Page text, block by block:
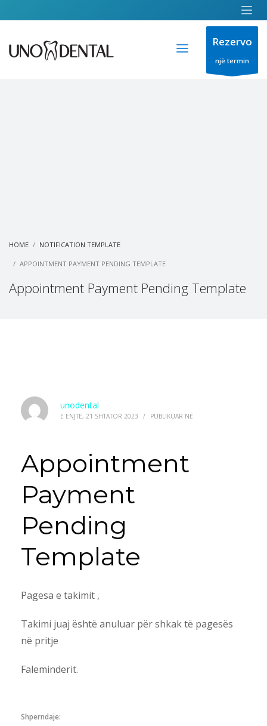
Rezervo
një termin
HOME NOTIFICATION TEMPLATE
APPOINTMENT PAYMENT PENDING TEMPLATE
Appointment Payment Pending Template
unodental
E ENJTE, 21 SHTATOR 2023 / PUBLIKUAR NË
Appointment
Payment
Pending
Template
Pagesa e takimit ,
Takimi juaj është anuluar për shkak të pagesës
në pritje
Faleminderit.